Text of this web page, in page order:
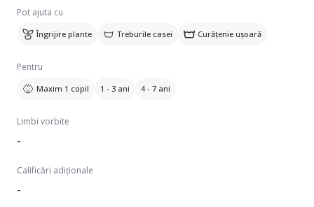
Pot ajuta cu
Îngrijire plante Treburile casei Curățenie ușoară
Pentru
Maxim 1 copil 1 - 3 ani 4 - 7 ani
Limbi vorbite
-
Calificări adiționale
-